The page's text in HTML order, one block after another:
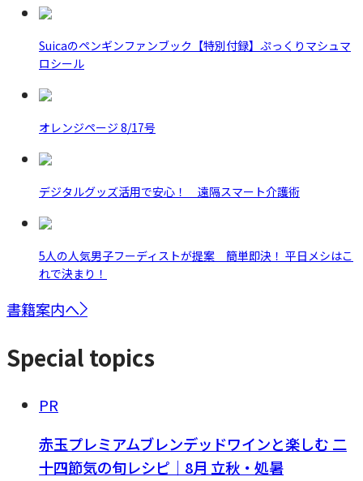
Suicaのペンギンファンブック【特別付録】ぷっくりマシュマ
ロシール
オレンジページ 8/17号
デジタルグッズ活用で安心！ 遠隔スマート介護術
5人の人気男子フーディストが提案 簡単即決！ 平日メシはこ
れで決まり！
書籍案内へ
Special topics
PR
赤玉プレミアムブレンデッドワインと楽しむ 二
十四節気の旬レシピ｜8月 立秋・処暑